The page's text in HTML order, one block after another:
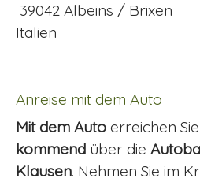
39042 Albeins / Brixen
Italien
Anreise mit dem Auto
Mit dem Auto erreichen
kommend über die
Klausen. Nehmen Sie im